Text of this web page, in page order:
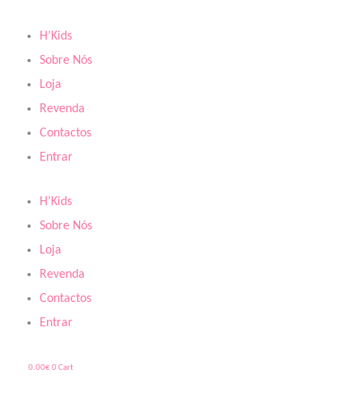
content
H’Kids
Sobre Nós
Loja
Revenda
Contactos
Entrar
H’Kids
Sobre Nós
Loja
Revenda
Contactos
Entrar
0.00€ 0Cart